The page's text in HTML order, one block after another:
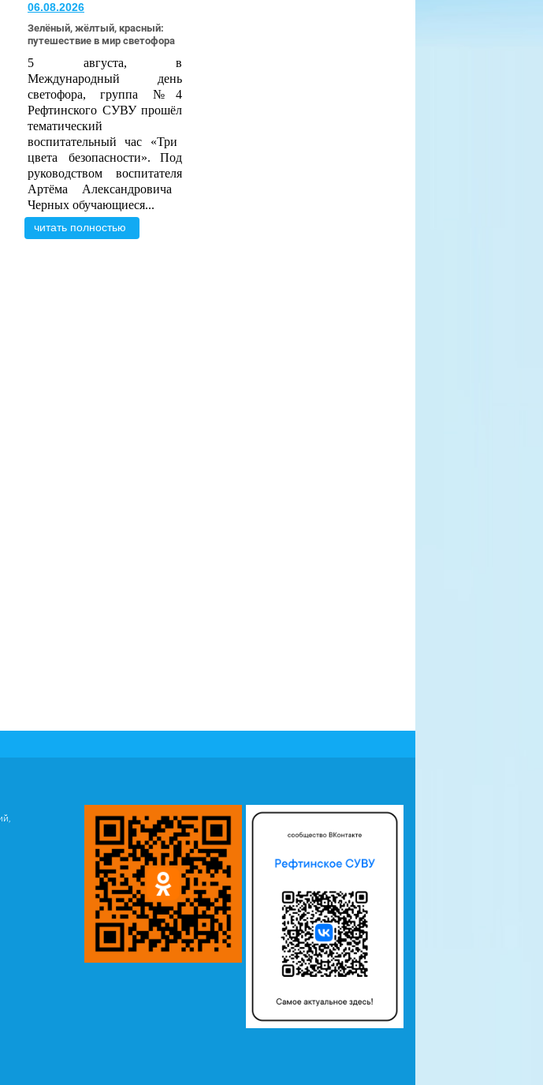
06.08.2026
Зелёный, жёлтый, красный:
путешествие в мир светофора
5 августа, в
Международный день
светофора, группа №4
Рефтинского СУВУ прошёл
тематический
воспитательный час «Три
цвета безопасности».
Под
руководством воспитателя
Артёма Александровича
Черных обучающиеся...
читать полностью